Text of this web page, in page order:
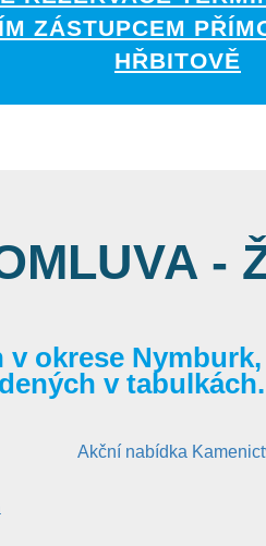
ZÁSTUPCEM
HŘBITOVĚ
-
okrese
v tabulkách.